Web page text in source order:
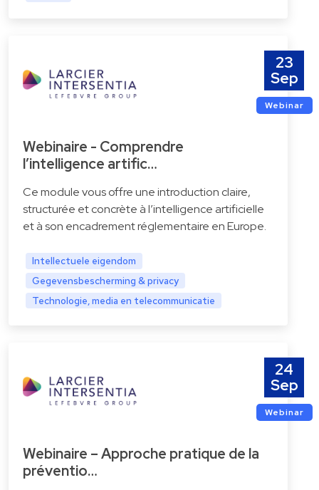
23
Sep
Webinar
Webinaire - Comprendre
l’intelligence artific…
Ce module vous offre une introduction claire,
structurée et concrète à l’intelligence artificielle
et à son encadrement réglementaire en Europe.
Intellectuele eigendom
Gegevensbescherming & privacy
Technologie, media en telecommunicatie
24
Sep
Webinar
Webinaire – Approche pratique de la
préventio…